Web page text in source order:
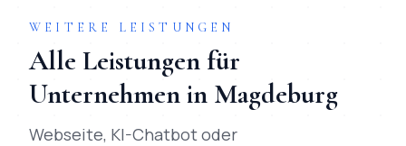
WEITERE LEISTUNGEN
Alle Leistungen für
Unternehmen in Magdeburg
Webseite, KI-Chatbot oder